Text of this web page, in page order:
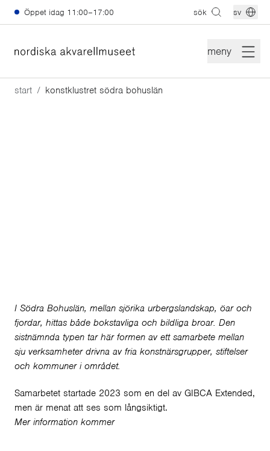
Hoppa till huvudinnehåll
Öppet idag 11:00–17:00 sök sv
meny
start konstklustret södra bohuslän
I Södra Bohuslän, mellan sjörika urbergslandskap, öar och
fjordar, hittas både bokstavliga och bildliga broar. Den
sistnämnda typen tar här formen av ett samarbete mellan
sju verksamheter drivna av fria konstnärsgrupper, stiftelser
och kommuner i området.
Samarbetet startade 2023 som en del av GIBCA Extended,
men är menat att ses som långsiktigt.
Mer information kommer